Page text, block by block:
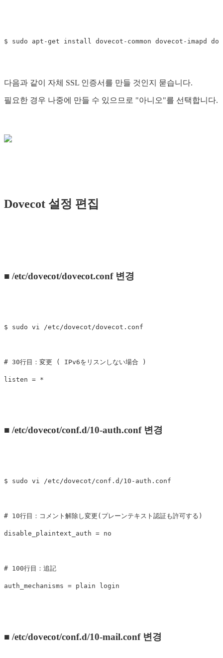
다음과 같이 자체 SSL 인증서를 만들 것인지 묻습니다.
필요한 경우 나중에 만들 수 있으므로 "아니오"를 선택합니다.
Dovecot 설정 편집
■ /etc/dovecot/dovecot.conf 변경
$ sudo vi /etc/dovecot/dovecot.conf
# 30行目：変更 ( IPv6をリスンしない場合 )
■ /etc/dovecot/conf.d/10-auth.conf 변경
$ sudo vi /etc/dovecot/conf.d/10-auth.conf
# 10行目：コメント解除し変更(プレーンテキスト認証も許可する)
disable_plaintext_auth = no
# 100行目：追記
■ /etc/dovecot/conf.d/10-mail.conf 변경